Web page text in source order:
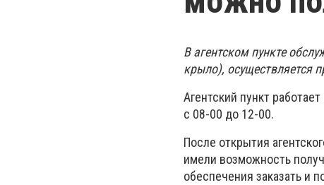
В агентском пункте
крыло), осуществляется
Агентский пункт
с 08-00 до 12-00.
После открытия
имели возможность
обеспечения заказать и